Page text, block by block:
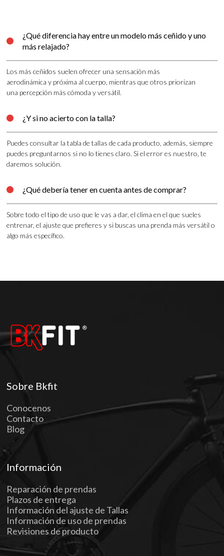

¿Qué diferencia hay entre un modelo más ceñido y uno
más relajado?
Los más ceñidos suelen ofrecer una sensación más
aerodinámica y próxima al cuerpo, mientras que otros priorizan
una percepción más cómoda y versátil.
 ¿Y si no acierto con la talla?
Puedes consultar la tabla de tallas de cada producto, además, siempre
puedes preguntarnos si no lo tienes claro. Si el error es nuestro, te
daremos solución.
 ¿Qué debería tener en cuenta antes de comprar?
Sobre todo el tipo de uso que le vas a dar, el clima en el que sueles
entrenar, el ajuste que prefieres y si buscas una prenda más versátil o
algo más específico.
Sobre Bkfit
Conocenos
Contacto
Blog
Información
Reparación de prendas
Plazos de entrega
Información del ajuste de Tallas
Información de uso de prendas
Revisiones de producto